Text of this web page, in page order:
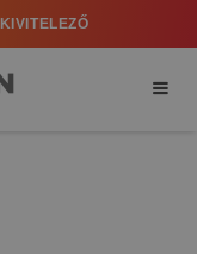
KIVITELEZŐ